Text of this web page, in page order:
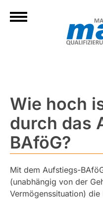
Wie hoch
durch das
BAföG?
Mit dem Aufstiegs-
(unabhängig von der
Vermögenssituation)